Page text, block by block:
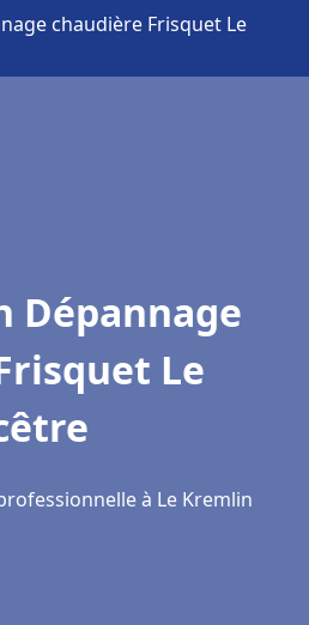
chaudière Frisquet Le
Le
à Le Kremlin